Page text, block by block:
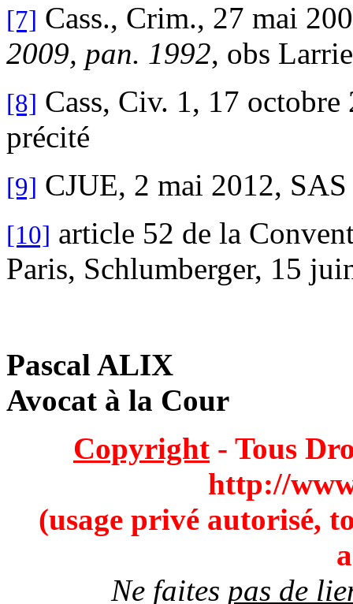
[7] Cass., Crim., 27 mai
2009, pan. 1992, obs
[8] Cass, Civ. 1, 17
précité
[9] CJUE, 2 mai 2012,
[10] article 52 de la
Paris, Schlumberger, 15
Pascal ALIX
Avocat à la Cour
Copyright - Tous
http://
(usage privé autorisé,
Ne faites pas de